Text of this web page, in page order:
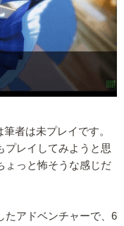
者は未プレイです。
プレイしてみようと思
ょっと怖そうな感じだ
たアドベンチャーで、6